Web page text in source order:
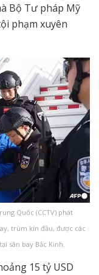
Bộ Tư pháp Mỹ
phạm xuyên
Quốc (CCTV) phát
trùm kín đầu, được các
sân bay Bắc Kinh.
15 tỷ USD